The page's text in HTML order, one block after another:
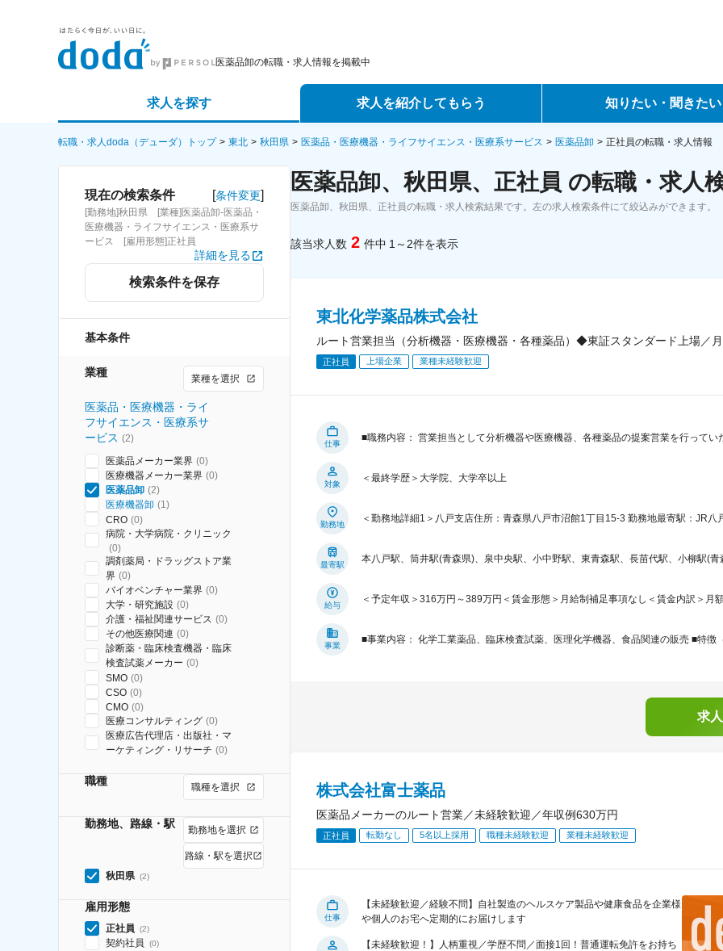
医薬品卸の転職・求人情報を掲載中
求人を探す
詳細条件から探す
求人特集から探す
求人を紹介してもらう
エージェントサービス
スカウトサービス
知りたい・聞きたい
転職ノウハウ
データで見る転職
転職・求人doda（デューダ）トップ 東北 秋田県 医薬品・医療機器・ライフサイエンス・医療系サービス 医薬品卸 正社員の転職・求人情報
現在の検索条件 [条件変更]
[勤務地]秋田県 [業種]医薬品卸-医薬品・
医療機器・ライフサイエンス・医療系サ
ービス [雇用形態]正社員
詳細を見る
検索条件を保存
基本条件
業種 業種を選択
医薬品・医療機器・ライ
フサイエンス・医療系サ
ービス (2)
医薬品メーカー業界 (0)
医療機器メーカー業界 (0)
医薬品卸 (2)
医療機器卸 (1)
CRO (0)
病院・大学病院・クリニック
(0)
調剤薬局・ドラッグストア業
界 (0)
バイオベンチャー業界 (0)
大学・研究施設 (0)
介護・福祉関連サービス (0)
その他医療関連 (0)
診断薬・臨床検査機器・臨床
検査試薬メーカー (0)
SMO (0)
CSO (0)
CMO (0)
医療コンサルティング (0)
医療広告代理店・出版社・マ
ーケティング・リサーチ (0)
職種 職種を選択
勤務地、路線・駅 勤務地を選択
路線・駅を選択
秋田県 (2)
雇用形態
正社員 (2)
契約社員 (0)
医薬品卸、秋田県、正社員 の転職・求人
医薬品卸、秋田県、正社員の転職・求人検索結果です。左の求人検索条件にて絞込みができます。
該当求人数 2 件中 1～2件を表示
東北化学薬品株式会社
ルート営業担当（分析機器・医療機器・各種薬品）◆東証スタンダード上場／
正社員 上場企業 業種未経験歓迎
仕事
■職務内容： 営業担当として分析機器や医療機器、各種薬品の提案営業を行って
対象
＜最終学歴＞大学院、大学卒以上
勤務地
＜勤務地詳細1＞八戸支店住所：青森県八戸市沼館1丁目15-3 勤務地最寄駅：JR八
最寄駅
本八戸駅、筒井駅(青森県)、泉中央駅、小中野駅、東青森駅、長苗代駅、小柳駅(青
給与
＜予定年収＞316万円～389万円＜賃金形態＞月給制補足事項なし＜賃金内訳＞月
事業
■事業内容： 化学工業薬品、臨床検査試薬、医理化学機器、食品関連の販売 ■特徴
求
株式会社富士薬品
医薬品メーカーのルート営業／未経験歓迎／年収例630万円
正社員 転勤なし 5名以上採用 職種未経験歓迎 業種未経験歓迎
仕事
【未経験歓迎／経験不問】自社製造のヘルスケア製品や健康食品を企業様
や個人のお宅へ定期的にお届けします
【未経験歓迎！】人柄重視／学歴不問／面接1回！普通運転免許をお持ち